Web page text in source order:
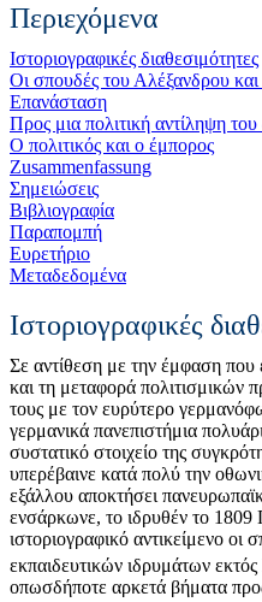
Περιεχόμενα
Ιστοριογραφικές διαθεσιμότητες
Οι σπουδές του Αλέξανδρου
Επανάσταση
Προς μια πολιτική αντίληψη του
Ο πολιτικός και ο έμπορος
Zusammenfassung
Σημειώσεις
Βιβλιογραφία
Παραπομπή
Ευρετήριο
Μεταδεδομένα
Ιστοριογραφικές
Σε αντίθεση με την έμφαση που
και τη μεταφορά πολιτισμικών
τους με τον ευρύτερο
γερμανικά πανεπιστήμια
συστατικό στοιχείο της
υπερέβαινε κατά πολύ την
εξάλλου αποκτήσει
ενσάρκωνε, το ιδρυθέν το
ιστοριογραφικό αντικείμενο
εκπαιδευτικών ιδρυμάτων
οπωσδήποτε αρκετά βήματα